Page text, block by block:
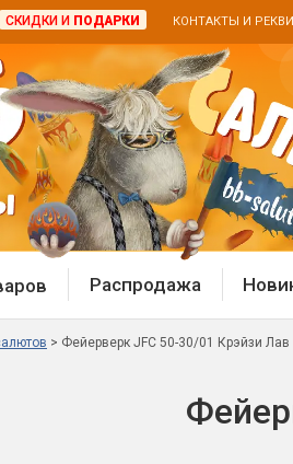
СКИДКИ И ПОДАРКИ КОНТАКТЫ И
Распродажа
Фейерверк JFC 50-30/01 Крэйзи Лав